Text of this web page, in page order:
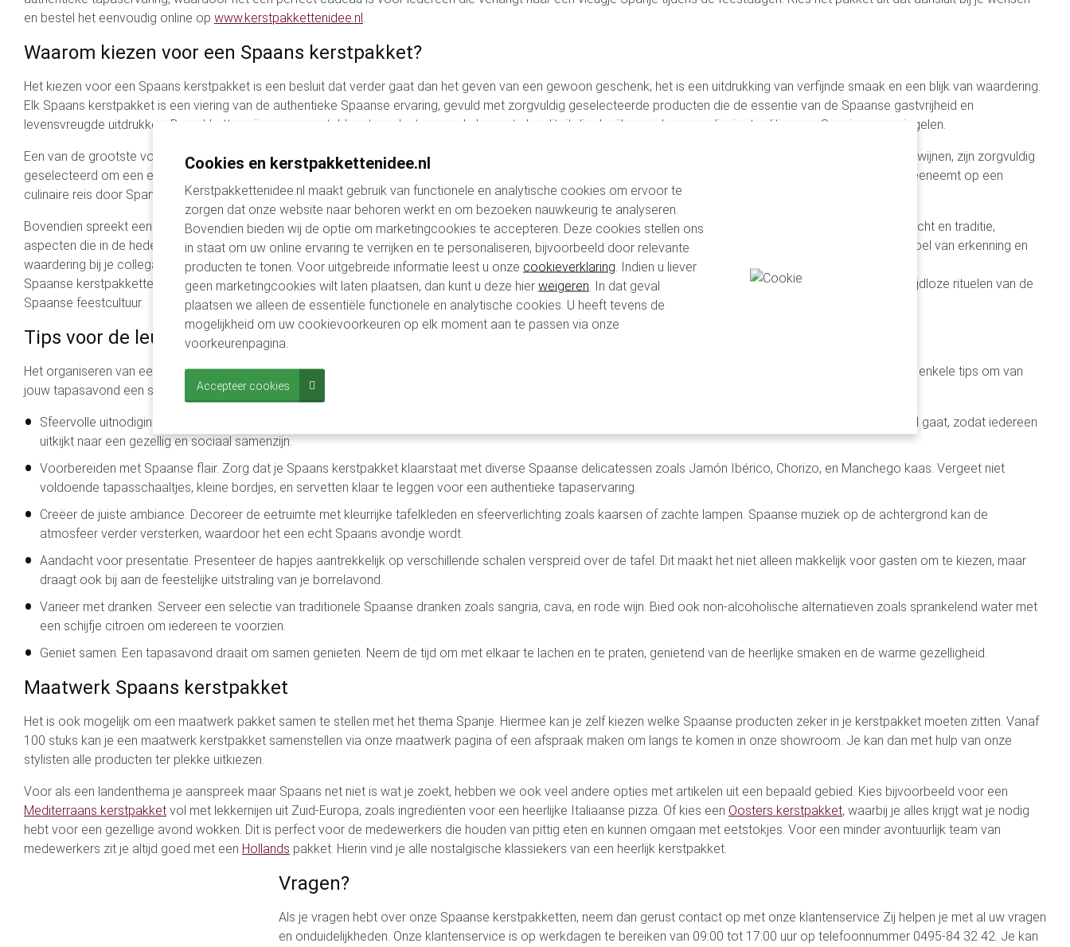
en bestel het eenvoudig online op www.kerstpakkettenidee.nl.
Waarom kiezen voor een Spaans kerstpakket?
Het kiezen voor een Spaans kerstpakket is een besluit dat verder gaat dan het geven van een gewoon geschenk; het is een uitdrukking van verfijnde smaak en een blijk van waardering.
Elk Spaans kerstpakket is een viering van de authentieke Spaanse ervaring, gevuld met zorgvuldig geselecteerde producten die de essentie van de Spaanse gastvrijheid en
levensvreugde uitdrukken. De pakketten zijn samengesteld met producten van de hoogste kwaliteit die de rijke smaken en culinaire tradities van Spanje weerspiegelen.
Een van de grootste voordelen van een Spaans kerstpakket is de authenticiteit. De producten, zoals de Jamón Ibérico, Manchego kaas, en traditionele Spaanse wijnen, zijn zorgvuldig
geselecteerd om een echte Spaanse ervaring te bieden. Dit maakt elk pakket niet alleen een geschenk, maar een culturele ontdekkingstocht die de ontvanger meeneemt op een
culinaire reis door Spanje.
Bovendien spreekt een Spaans kerstpakket van een hoge mate van kwaliteit en zorg. De zorgvuldig samengestelde inhoud benadrukt een waardering voor ambacht en traditie,
aspecten die in de hedendaagse snelle consumptiemaatschappij vaak over het hoofd worden gezien. Het geven van zo'n pakket kan sterk bijdragen aan het gevoel van erkenning en
waardering bij je collega's.
Spaanse kerstpakketten zijn niet alleen cadeaus; ze zijn een uitnodiging om te genieten en te verkennen, om nieuwe tradities te omarmen terwijl je geniet van de tijdloze rituelen van de
Spaanse feestcultuur.
Tips voor de leukste tapasavond
Het organiseren van een tapasavond met een Spaans kerstpakket biedt de perfecte gelegenheid om gezelligheid en culinaire verwennerij te combineren. Hier zijn enkele tips om van
jouw tapasavond een smaakvolle en onvergetelijke ervaring te maken.
Sfeervolle uitnodigingen. Stuur uitnodigingen met een Spaans thema om je gasten alvast in de juiste stemming te brengen. Vermeld dat het om een tapasavond gaat, zodat iedereen
uitkijkt naar een gezellig en sociaal samenzijn.
Voorbereiden met Spaanse flair. Zorg dat je Spaans kerstpakket klaarstaat met diverse Spaanse delicatessen zoals Jamón Ibérico, Chorizo, en Manchego kaas. Vergeet niet
voldoende tapasschaaltjes, kleine bordjes, en servetten klaar te leggen voor een authentieke tapaservaring.
Creëer de juiste ambiance. Decoreer de eetruimte met kleurrijke tafelkleden en sfeerverlichting zoals kaarsen of zachte lampen. Spaanse muziek op de achtergrond kan de
atmosfeer verder versterken, waardoor het een echt Spaans avondje wordt.
Aandacht voor presentatie. Presenteer de hapjes aantrekkelijk op verschillende schalen verspreid over de tafel. Dit maakt het niet alleen makkelijk voor gasten om te kiezen, maar
draagt ook bij aan de feestelijke uitstraling van je borrelavond.
Varieer met dranken. Serveer een selectie van traditionele Spaanse dranken zoals sangria, cava, en rode wijn. Bied ook non-alcoholische alternatieven zoals sprankelend water met
een schijfje citroen om iedereen te voorzien.
Geniet samen. Een tapasavond draait om samen genieten. Neem de tijd om met elkaar te lachen en te praten, genietend van de heerlijke smaken en de warme gezelligheid.
Maatwerk Spaans kerstpakket
Het is ook mogelijk om een maatwerk pakket samen te stellen met het thema Spanje. Hiermee kan je zelf kiezen welke Spaanse producten zeker in je kerstpakket moeten zitten. Vanaf
100 stuks kan je een maatwerk kerstpakket samenstellen via onze maatwerk pagina of een afspraak maken om langs te komen in onze showroom. Je kan dan met hulp van onze
stylisten alle producten ter plekke uitkiezen.
Voor als een landenthema je aanspreek maar Spaans net niet is wat je zoekt, hebben we ook veel andere opties met artikelen uit een bepaald gebied. Kies bijvoorbeeld voor een
Mediterraans kerstpakket vol met lekkernijen uit Zuid-Europa, zoals ingrediënten voor een heerlijke Italiaanse pizza. Of kies een Oosters kerstpakket, waarbij je alles krijgt wat je nodig
hebt voor een gezellige avond wokken. Dit is perfect voor de medewerkers die houden van pittig eten en kunnen omgaan met eetstokjes. Voor een minder avontuurlijk team van
medewerkers zit je altijd goed met een Hollands pakket. Hierin vind je alle nostalgische klassiekers van een heerlijk kerstpakket.
Vragen?
Als je vragen hebt over onze Spaanse kerstpakketten, neem dan gerust contact op met onze klantenservice Zij helpen je met al uw vragen
en onduidelijkheden. Onze klantenservice is op werkdagen te bereiken van 09:00 tot 17:00 uur op telefoonnummer 0495-84 32 42. Je kan
Cookies en kerstpakkettenidee.nl
Kerstpakkettenidee.nl maakt gebruik van functionele en analytische cookies om ervoor te
zorgen dat onze website naar behoren werkt en om bezoeken nauwkeurig te analyseren.
Bovendien bieden wij de optie om marketingcookies te accepteren. Deze cookies stellen ons
in staat om uw online ervaring te verrijken en te personaliseren, bijvoorbeeld door relevante
producten te tonen. Voor uitgebreide informatie leest u onze cookieverklaring . Indien u liever
geen marketingcookies wilt laten plaatsen, dan kunt u deze hier weigeren . In dat geval
plaatsen we alleen de essentiële functionele en analytische cookies. U heeft tevens de
mogelijkheid om uw cookievoorkeuren op elk moment aan te passen via onze
voorkeurenpagina.
Accepteer cookies